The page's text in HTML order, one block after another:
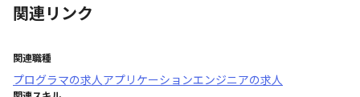
関連リンク
関連職種
プログラマの求人アプリケーションエンジニアの求人